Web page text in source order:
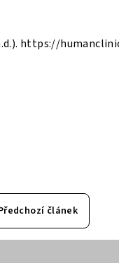
https://
článek